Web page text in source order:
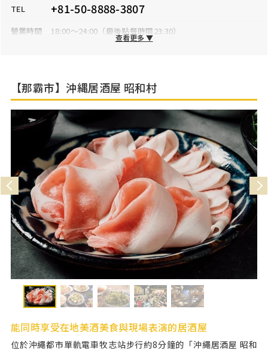
TEL
+81-50-8888-3807
營業時間
18:00～24:00（最後點餐時間23:30）
查看更多 ▼
【那霸市】沖縄居酒屋 昭和村
能同時享受在地美酒美食與現場表演的居酒屋
位於沖繩都市單軌電車牧志站步行約8分鐘的「沖繩居酒屋 昭和